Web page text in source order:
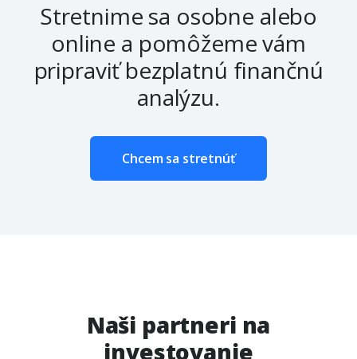
Stretnime sa osobne alebo
online a pomôžeme vám
pripraviť bezplatnú finančnú
analýzu.
Chcem sa stretnúť
Naši partneri na
investovanie